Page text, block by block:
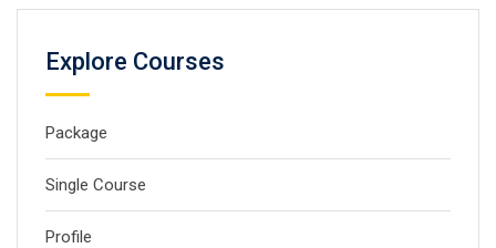
Explore Courses
Package
Single Course
Profile